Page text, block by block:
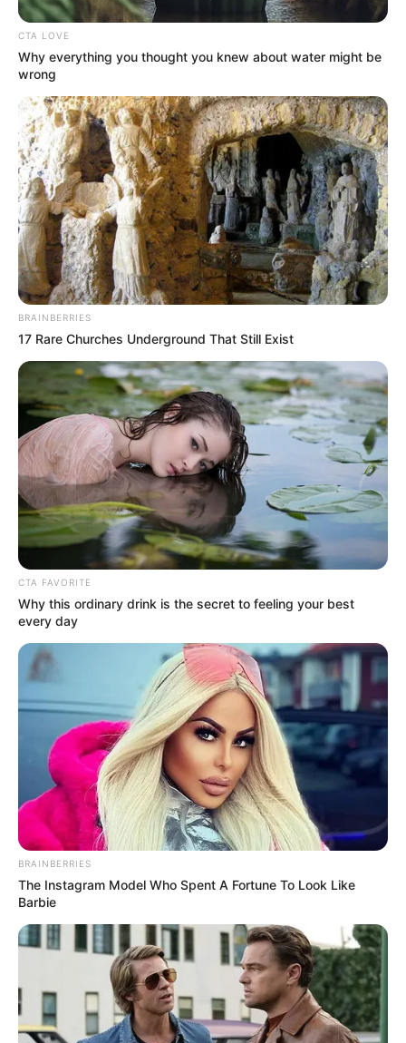
CTA LOVE
Why everything you thought you knew about water might be
wrong
BRAINBERRIES
17 Rare Churches Underground That Still Exist
CTA FAVORITE
Why this ordinary drink is the secret to feeling your best
every day
BRAINBERRIES
The Instagram Model Who Spent A Fortune To Look Like
Barbie